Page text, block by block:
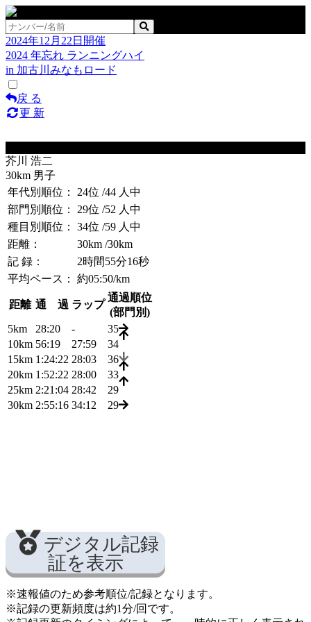
2024年12月22日開催
2024 年忘れ ランニングハイ
in 加古川みなもロード
戻 る
更 新
芥川 浩二
30km 男子
年代別順位：
24位 /44 人中
部門別順位：
29位 /52 人中
種目別順位：
34位 /59 人中
距離：
30km /30km
記 録：
2時間55分16秒
平均ペース：
約05:50/km
距離 通 過 ラップ
通過順位
(部門別)
5km
28:20 -
35
10km 56:19 27:59
34
15km 1:24:22 28:03
36
20km 1:52:22 28:00
33
25km 2:21:04 28:42
29
30km 2:55:16 34:12 29
デジタル記録
証を表示
※速報値のため参考順位/記録となります。
※記録の更新頻度は約1分/回です。